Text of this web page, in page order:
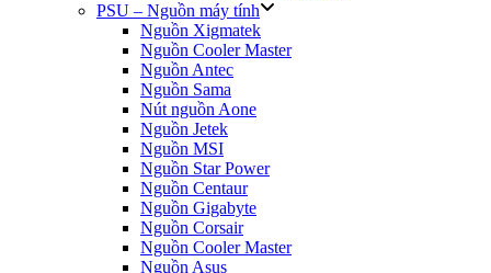
PSU – Nguồn máy tính
Nguồn Xigmatek
Nguồn Cooler Master
Nguồn Antec
Nguồn Sama
Nút nguồn Aone
Nguồn Jetek
Nguồn MSI
Nguồn Star Power
Nguồn Centaur
Nguồn Gigabyte
Nguồn Corsair
Nguồn Cooler Master
Nguồn Asus